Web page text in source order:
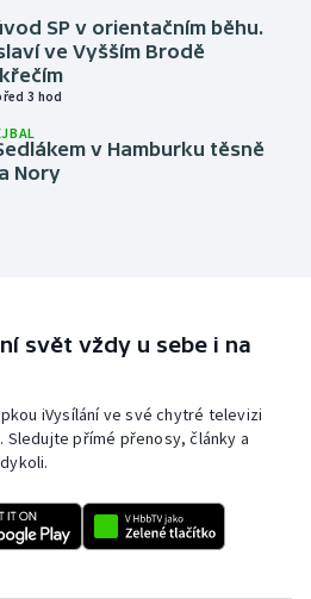
SP v orientačním běhu.
ve Vyšším Brodě
3 hod
v Hamburku těsně
Nory
svět vždy u sebe i na
iVysílání ve své chytré televizi
Sledujte přímé přenosy, články a